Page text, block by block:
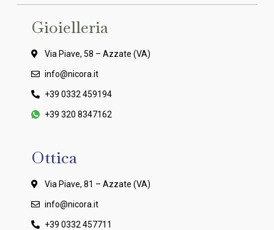
Gioielleria
Via Piave, 58 – Azzate (VA)
info@nicora.it
+39 0332 459194
+39 320 8347162
Ottica
Via Piave, 81 – Azzate (VA)
info@nicora.it
+39 0332 457711